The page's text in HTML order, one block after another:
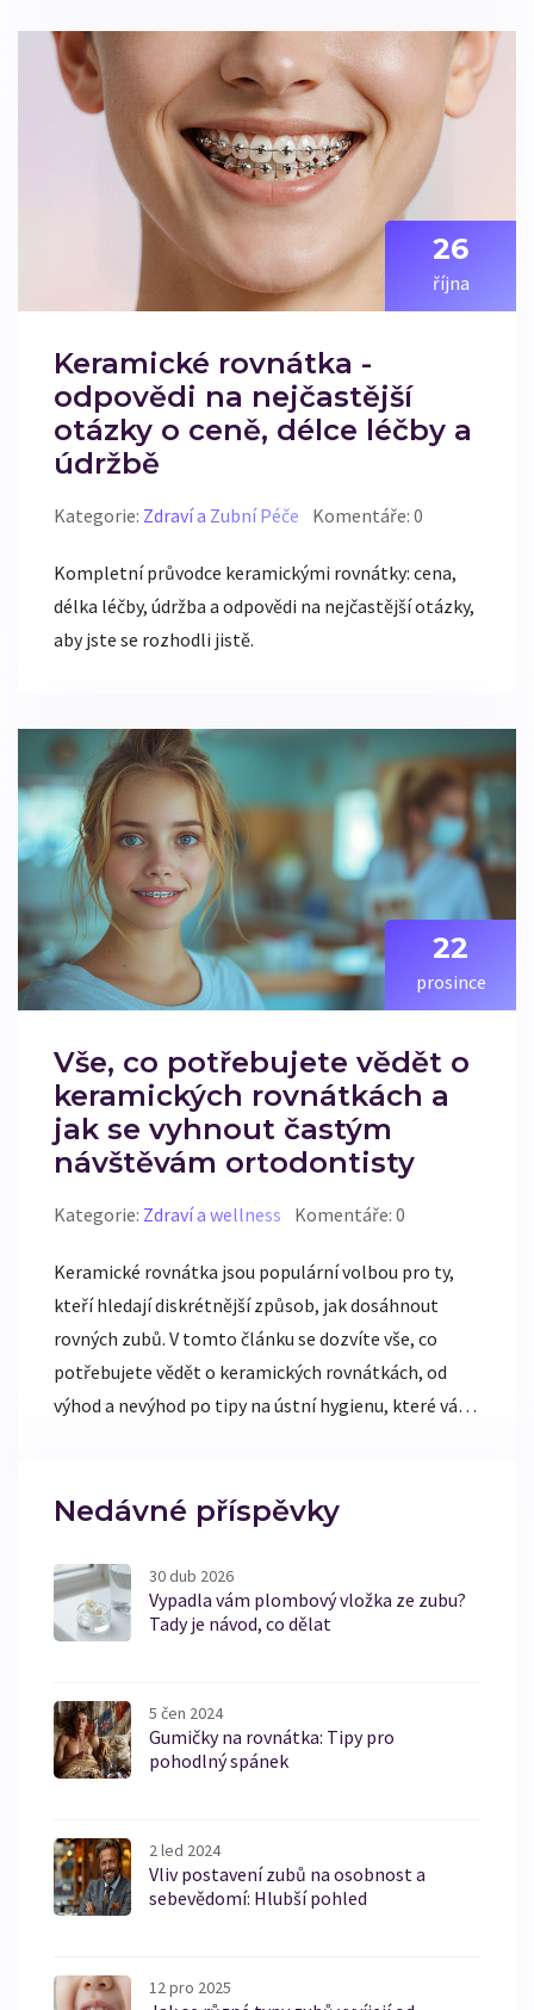
26
října
Keramické rovnátka -
odpovědi na nejčastější
otázky o ceně, délce léčby a
údržbě
Kategorie: Zdraví a Zubní Péče Komentáře: 0
Kompletní průvodce keramickými rovnátky: cena,
délka léčby, údržba a odpovědi na nejčastější otázky,
aby jste se rozhodli jistě.
22
prosince
Vše, co potřebujete vědět o
keramických rovnátkách a
jak se vyhnout častým
návštěvám ortodontisty
Kategorie: Zdraví a wellness Komentáře: 0
Keramické rovnátka jsou populární volbou pro ty,
kteří hledají diskrétnější způsob, jak dosáhnout
rovných zubů. V tomto článku se dozvíte vše, co
potřebujete vědět o keramických rovnátkách, od
výhod a nevýhod po tipy na ústní hygienu, které vám
jak správná péče o rovnátka může ulehčit celý
Nedávné příspěvky
30 dub 2026
Vypadla vám plombový vložka ze zubu?
Tady je návod, co dělat
5 čen 2024
Gumičky na rovnátka: Tipy pro
pohodlný spánek
2 led 2024
Vliv postavení zubů na osobnost a
sebevědomí: Hlubší pohled
12 pro 2025